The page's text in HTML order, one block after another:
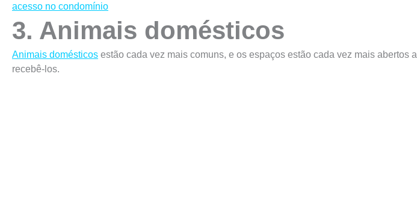
acesso no condomínio
3. Animais domésticos
Animais domésticos estão cada vez mais comuns, e os espaços estão cada vez mais abertos a
recebê-los.